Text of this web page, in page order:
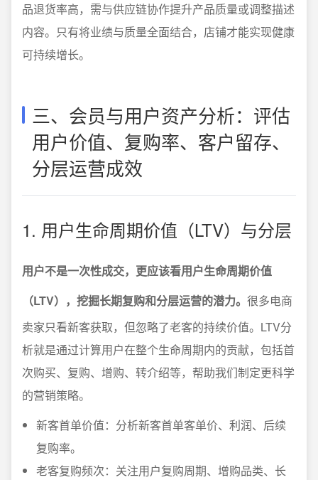
品退货率高，需与供应链协作提升产品质量或调整描述
内容。只有将业绩与质量全面结合，店铺才能实现健康
可持续增长。
三、会员与用户资产分析：评估
用户价值、复购率、客户留存、
分层运营成效
1. 用户生命周期价值（LTV）与分层
用户不是一次性成交，更应该看用户生命周期价值
（LTV），挖掘长期复购和分层运营的潜力。 很多电商
卖家只看新客获取，但忽略了老客的持续价值。LTV分
析就是通过计算用户在整个生命周期内的贡献，包括首
次购买、复购、增购、转介绍等，帮助我们制定更科学
的营销策略。
新客首单价值：分析新客首单客单价、利润、后续
复购率。
老客复购频次：关注用户复购周期、增购品类、长